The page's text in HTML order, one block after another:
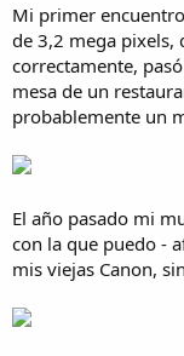
Mi primer
de 3,2 mega pixels,
correctamente,
mesa de un
probablemente un
El año pasado mi
con la que puedo -
mis viejas Canon,